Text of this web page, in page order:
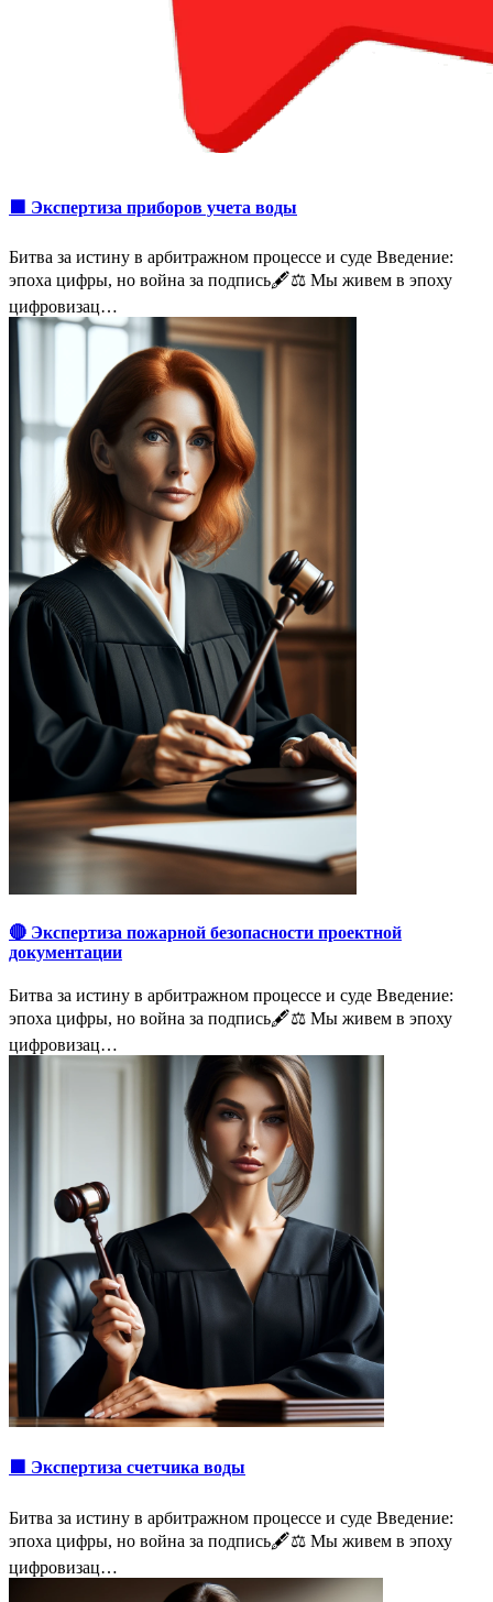
🟩 Экспертиза приборов учета воды
Битва за истину в арбитражном процессе и суде Введение:
эпоха цифры, но война за подпись🖋️⚖️ Мы живем в эпоху
цифровизац…
🔴 Экспертиза пожарной безопасности проектной
документации
Битва за истину в арбитражном процессе и суде Введение:
эпоха цифры, но война за подпись🖋️⚖️ Мы живем в эпоху
цифровизац…
🟩 Экспертиза счетчика воды
Битва за истину в арбитражном процессе и суде Введение:
эпоха цифры, но война за подпись🖋️⚖️ Мы живем в эпоху
цифровизац…